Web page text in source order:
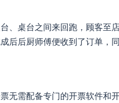
、桌台之间来回跑，顾客至
后后厨师傅便收到了订单，
无需配备专门的开票软件和